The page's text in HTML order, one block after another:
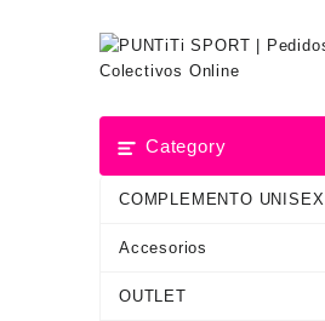
Category
COMPLEMENTO UNISEX
Accesorios
OUTLET